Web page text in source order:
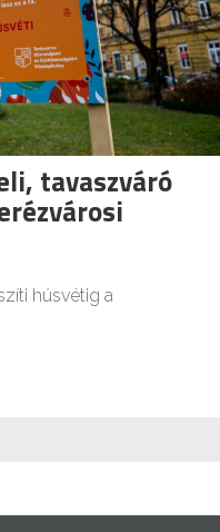
tavaszváró
húsvétig a